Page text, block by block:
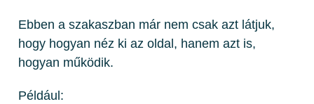
Ebben a szakaszban már nem csak azt látjuk,
hogy hogyan néz ki az oldal, hanem azt is,
hogyan működik.
Például: